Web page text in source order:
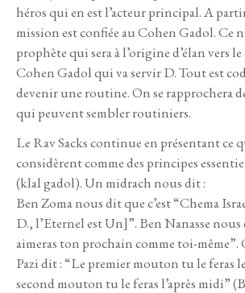
héros qui en est l’acteur principal. A
mission est confiée au Cohen Gadol. Ce
prophète qui sera à l’origine d’élan vers
Cohen Gadol qui va servir D. Tout est
devenir une routine. On se rapprochera
qui peuvent sembler routiniers.
Le Rav Sacks continue en présentant ce
considèrent comme des principes
(klal gadol). Un midrach nous dit :
Ben Zoma nous dit que c’est “Chema
D., l’Eternel est Un]”. Ben Nanasse nous
aimeras ton prochain comme toi-même”.
Pazi dit : “Le premier mouton tu le feras
second mouton tu le feras l’après midi”